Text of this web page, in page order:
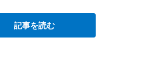
記事を読む